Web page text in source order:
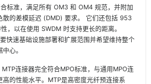
标准，满足所有 OM3 和 OM4 规范，并附加
的差模延迟 (DMD) 要求。
它们还包括 953
，以在使用 SWDM 时支持更长的距离。
快速基础设施部署和扩展范围并希望维持整个
心。
连接器完全符合MPO标准，与通用MPO连
高的性能水平。MTP是高密度光纤预连接系